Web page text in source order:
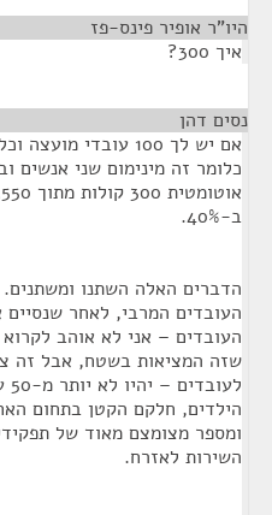
היו"ר אופיר פינס-פז
איך 300?
נסים דהן
אם יש לך 100 עובדי
כלומר זה מינימום שני אנשים
ב-40%.
הדברים האלה השתנו
העובדים המרבי, לאחר
העובדים – אני לא אוהב
שזה המציאות בשטח, אבל זה
הילדים, חלקם הקטן בתחום
ומספר מצומצם מאוד של
השירות לאזרח.